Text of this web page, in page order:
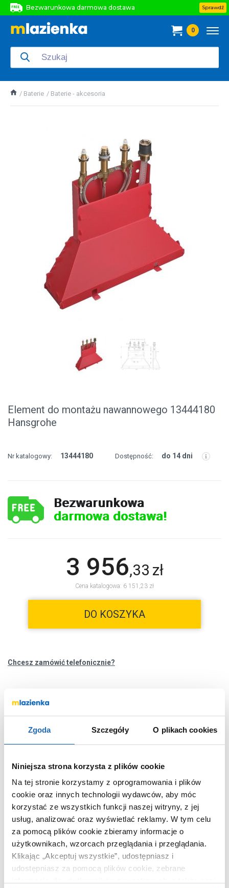
Zgoda Szczegóły O plikach cookies
Niniejsza strona korzysta z plików cookie
Na tej stronie korzystamy z oprogramowania i plików
cookie oraz innych technologii wydawców, aby móc
korzystać ze wszystkich funkcji naszej witryny, z jej
usług, analizować oraz wyświetlać reklamy. W tym celu
za pomocą plików cookie zbieramy informacje o
użytkownikach, wzorcach przeglądania i przeglądania.
Klikając „Akceptuj wszystkie”, udostępniasz i
udostępniasz za pomocą plików cookie, zebrane
Bezwarunkowa darmowa dostawa
Bezwarunkowa darmowa dostawa
Sprawdź
0
Baterie Baterie - akcesoria
Element do montażu nawannowego 13444180
Hansgrohe
Nr katalogowy: 13444180 Dostępność: do 14 dni
Bezwarunkowa
darmowa dostawa!
3 956,33 zł
Cena katalogowa: 6 151,23 zł
DO KOSZYKA
Chcesz zamówić telefonicznie?
OPIS PRODUKTU
Marka
Hansgrohe
Nr katalogowy
13444180
Wymiary z
opakowaniem
35 x 9 x 91 cm
Waga z opakowaniem
5,44 kg
Dane producenta
Zobacz